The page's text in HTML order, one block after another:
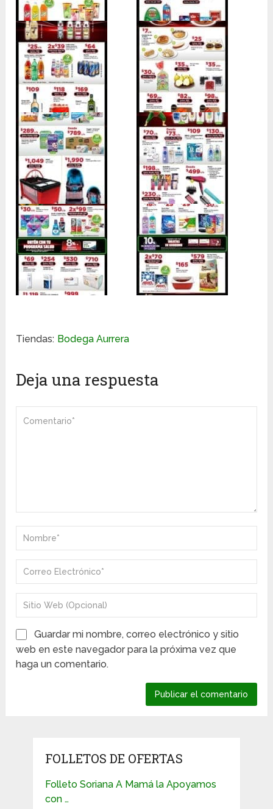
Tiendas: Bodega Aurrera
Deja una respuesta
Guardar mi nombre, correo electrónico y sitio
web en este navegador para la próxima vez que
haga un comentario.
FOLLETOS DE OFERTAS
Folleto Soriana A Mamá la Apoyamos
con …